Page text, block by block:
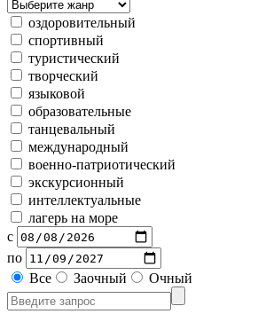
оздоровительный
спортивный
туристический
творческий
языковой
образовательные
танцевальный
международный
военно-патриотический
экскурсионный
интеллектуальные
лагерь на море
с
по
Все
Заочный Очный